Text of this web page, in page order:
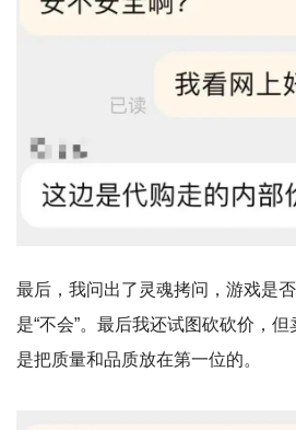
最后，我问出了灵魂拷问，游戏是
是“不会”。最后我还试图砍砍价，
是把质量和品质放在第一位的。